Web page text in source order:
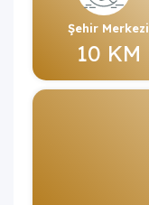
Şehir Merkezi
10 KM